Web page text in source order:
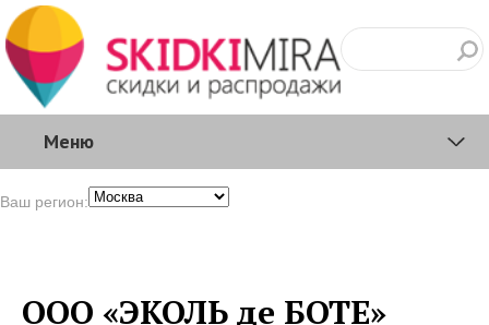
Меню
Ваш регион:
OOO «ЭКОЛЬ де БОТЕ»